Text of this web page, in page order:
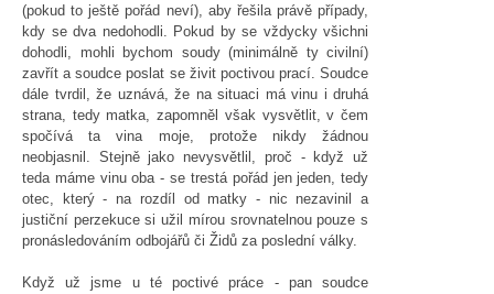
(pokud to ještě pořád neví), aby řešila právě případy,
kdy se dva nedohodli. Pokud by se vždycky všichni
dohodli, mohli bychom soudy (minimálně ty civilní)
zavřít a soudce poslat se živit poctivou prací. Soudce
dále tvrdil, že uznává, že na situaci má vinu i druhá
strana, tedy matka, zapomněl však vysvětlit, v čem
spočívá ta vina moje, protože nikdy žádnou
neobjasnil. Stejně jako nevysvětlil, proč - když už
teda máme vinu oba - se trestá pořád jen jeden, tedy
otec, který - na rozdíl od matky - nic nezavinil a
justiční perzekuce si užil mírou srovnatelnou pouze s
pronásledováním odbojářů či Židů za poslední války.
Když už jsme u té poctivé práce - pan soudce